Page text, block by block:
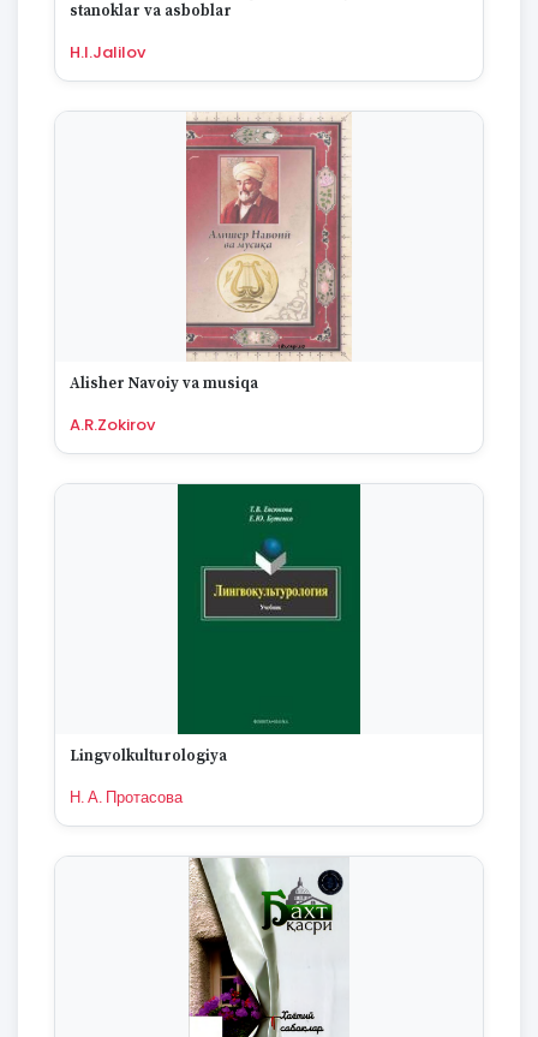
stanoklar va asboblar
H.I.Jalilov
Аlisher Navoiy va musiqa
A.R.Zokirov
Lingvolkulturologiya
Н. А. Протасова